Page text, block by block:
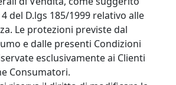
del D.lgs 185/1999 relativo alle
Le protezioni previste dal
e dalle presenti Condizioni
esclusivamente ai Clienti
Consumatori.